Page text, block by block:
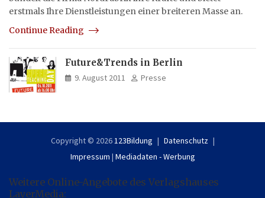
erstmals Ihre Dienstleistungen einer breiteren Masse an.
Continue Reading
Future&Trends in Berlin
9. August 2011 Presse
Copyright © 2026 123Bildung
Datenschutz
Impressum | Mediadaten - Werbung
Weitere Online-Angebote des Verlagshauses
LayerMedia: